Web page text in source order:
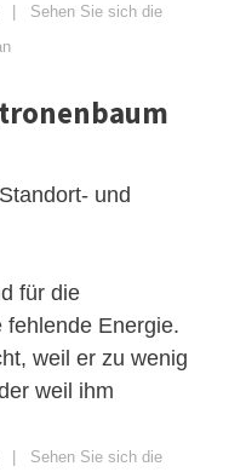
| Sehen Sie sich die
und
für die
Energie.
weil er zu wenig
weil ihm
| Sehen Sie sich die